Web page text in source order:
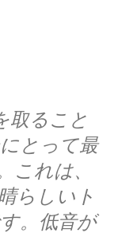
取ること
とって最
これは、
らしいト
。低音が